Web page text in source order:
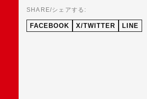
SHARE/シェアする:
FACEBOOK X/TWITTER LINE